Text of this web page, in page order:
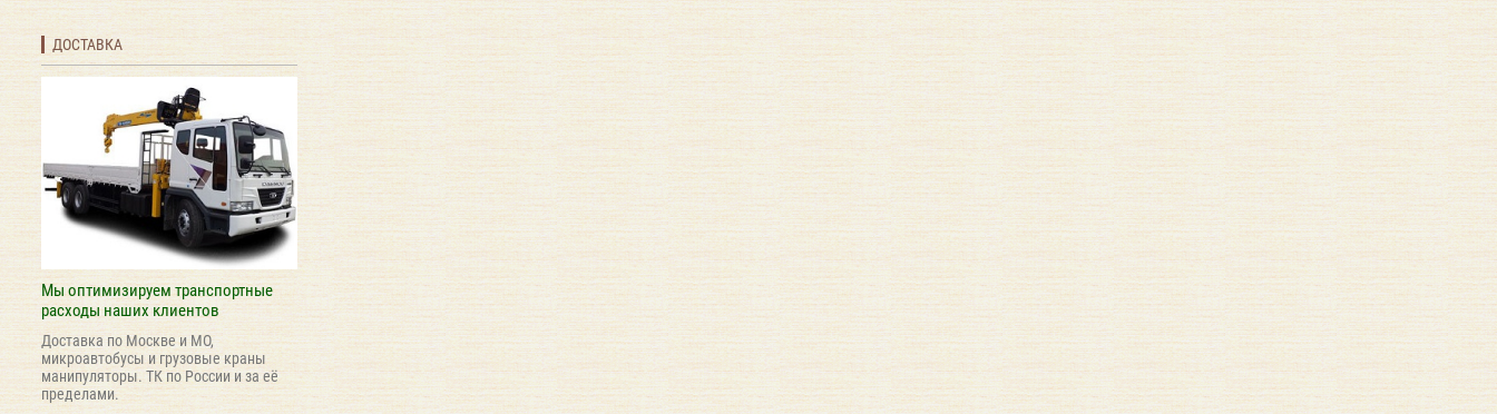
ДОСТАВКА
Мы оптимизируем транспортные
расходы наших клиентов
Доставка по Москве и МО,
микроавтобусы и грузовые краны
манипуляторы. ТК по России и за её
пределами.